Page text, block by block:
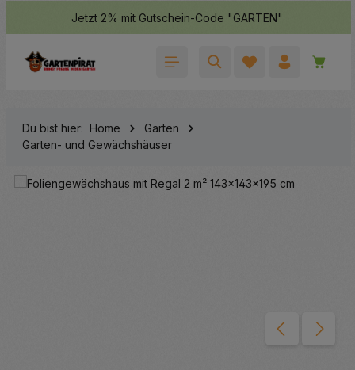
springenJetzt 2% mit Gutschein-Code "GARTEN"
Du bist hier: Home
Garten
Garten- und Gewächshäuser
Bildergalerie überspringen